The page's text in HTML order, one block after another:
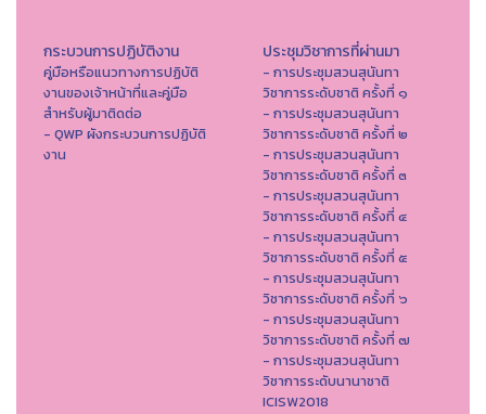
กระบวนการปฏิบัติงาน
คู่มือหรือแนวทางการปฏิบัติ
งานของเจ้าหน้าที่และคู่มือ
สำหรับผู้มาติดต่อ
- QWP ผังกระบวนการปฏิบัติ
งาน
ประชุมวิชาการที่ผ่านมา
- การประชุมสวนสุนันทา
วิชาการระดับชาติ ครั้งที่ ๑
- การประชุมสวนสุนันทา
วิชาการระดับชาติ ครั้งที่ ๒
- การประชุมสวนสุนันทา
วิชาการระดับชาติ ครั้งที่ ๓
- การประชุมสวนสุนันทา
วิชาการระดับชาติ ครั้งที่ ๔
- การประชุมสวนสุนันทา
วิชาการระดับชาติ ครั้งที่ ๕
- การประชุมสวนสุนันทา
วิชาการระดับชาติ ครั้งที่ ๖
- การประชุมสวนสุนันทา
วิชาการระดับชาติ ครั้งที่ ๗
- การประชุมสวนสุนันทา
วิชาการระดับนานาชาติ
ICISW2018